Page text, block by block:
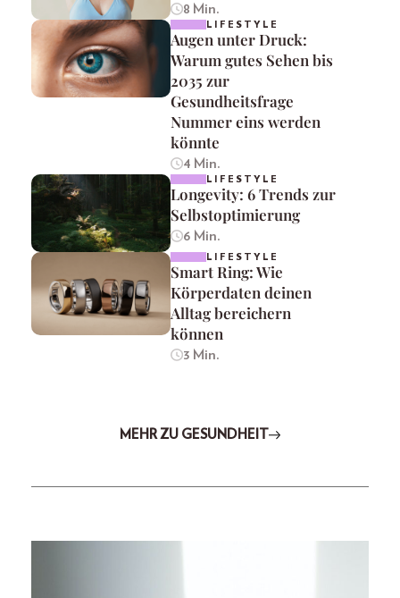
8 Min.
LIFESTYLE
Augen unter Druck:
Warum gutes Sehen bis
2035 zur
Gesundheitsfrage
Nummer eins werden
könnte
4 Min.
LIFESTYLE
Longevity: 6 Trends zur
Selbstoptimierung
6 Min.
LIFESTYLE
Smart Ring: Wie
Körperdaten deinen
Alltag bereichern
können
3 Min.
MEHR ZU GESUNDHEIT